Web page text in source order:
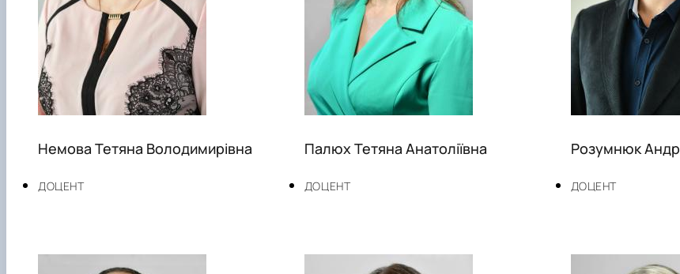
ДОЦЕНТ
Немова Тетяна Володимирівна
ДОЦЕНТ
Палюх Тетяна Анатоліївна
ДОЦЕНТ
Розумнюк